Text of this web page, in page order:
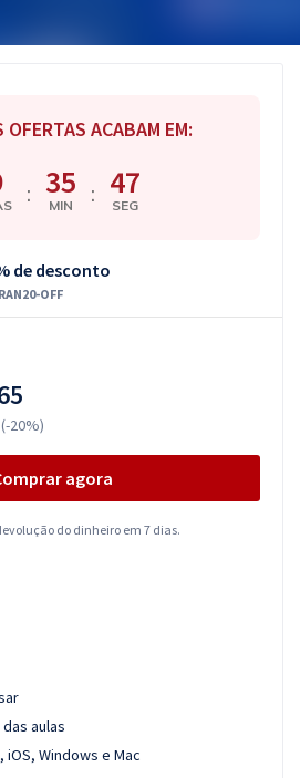
OFERTAS ACABAM EM:
: 35
MIN : 46
SEG
de desconto
OFF
20%)
agora
do dinheiro em 7 dias.
aulas
Windows e Mac